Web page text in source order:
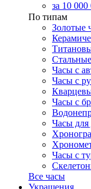
за 10
По типам
Золотые
Часы с
Часы с
Часы с
Часы для
Часы с
Все часы